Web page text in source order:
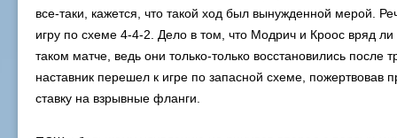
все-таки, кажется, что такой ход был вынужденной мерой.
игру по схеме 4-4-2. Дело в том, что Модрич и Кроос вряд ли
таком матче, ведь они только-только восстановились после
наставник перешел к игре по запасной схеме, пожертвовав
ставку на взрывные фланги.